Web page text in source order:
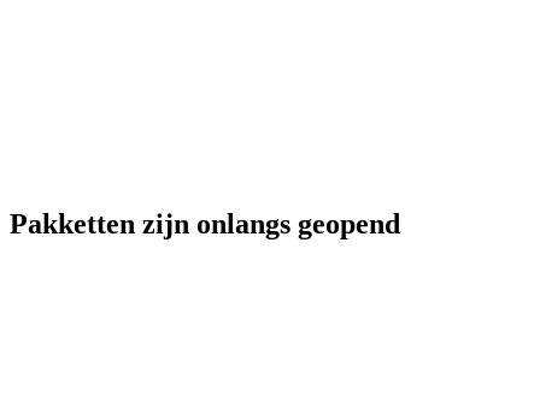
Pakketten zijn onlangs geopend